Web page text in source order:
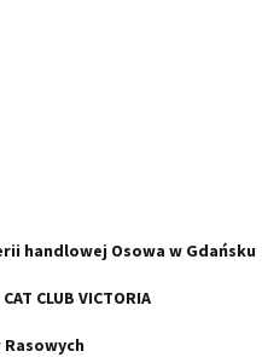
handlowej Osowa w Gdańsku
CLUB VICTORIA